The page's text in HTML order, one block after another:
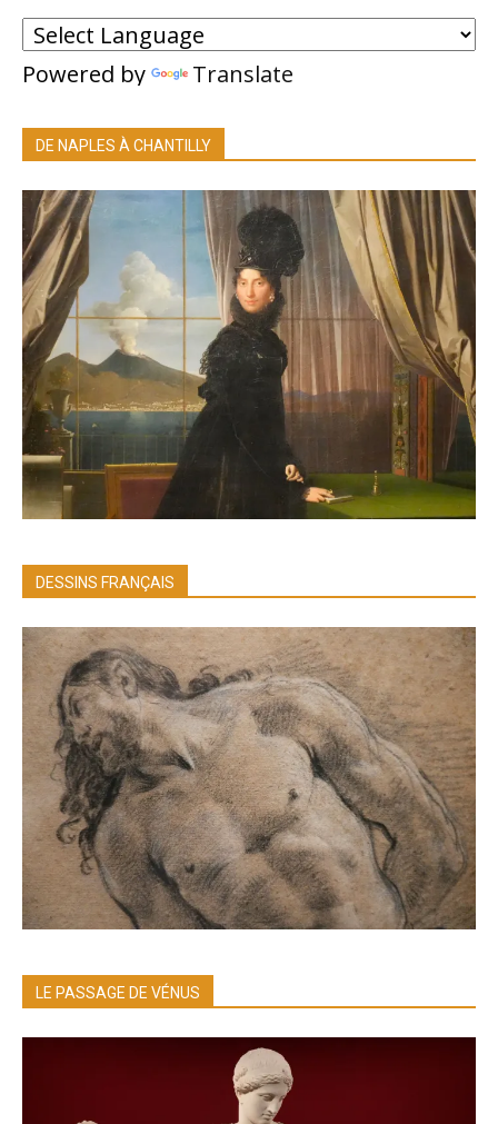
Powered by Translate
DE NAPLES À CHANTILLY
DESSINS FRANÇAIS
LE PASSAGE DE VÉNUS